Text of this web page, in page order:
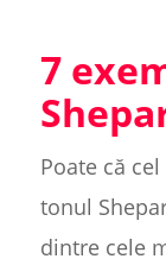
7
Poate că
tonul
dintre cele